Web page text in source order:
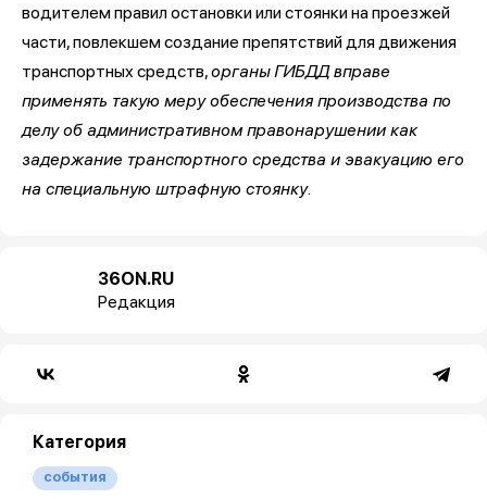
водителем правил остановки или стоянки на проезжей
части, повлекшем создание препятствий для движения
транспортных средств,органы ГИБДД вправе
применять такую меру обеспечения производства по
делу об административном правонарушении как
задержание транспортного средства и эвакуацию его
на специальную штрафную стоянку.
36ON.RU
Редакция
Категория
события